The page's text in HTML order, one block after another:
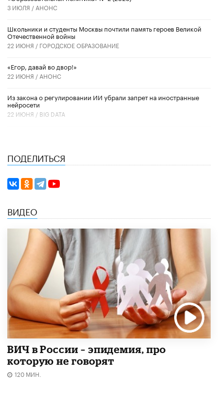
3 ИЮЛЯ / АНОНС
Школьники и студенты Москвы почтили память героев Великой
Отечественной войны
22 ИЮНЯ / ГОРОДСКОЕ ОБРАЗОВАНИЕ
«Егор, давай во двор!»
22 ИЮНЯ / АНОНС
Из закона о регулировании ИИ убрали запрет на иностранные
нейросети
22 ИЮНЯ / BIG DATA
ПОДЕЛИТЬСЯ
ВИДЕО
ВИЧ в России – эпидемия, про
которую не говорят
120 МИН.